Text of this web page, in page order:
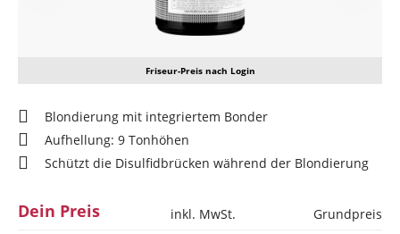
Friseur-Preis nach Login
Blondierung mit integriertem Bonder
Aufhellung: 9 Tonhöhen
Schützt die Disulfidbrücken während der Blondierung
Dein Preis inkl. MwSt.
Grundpreis